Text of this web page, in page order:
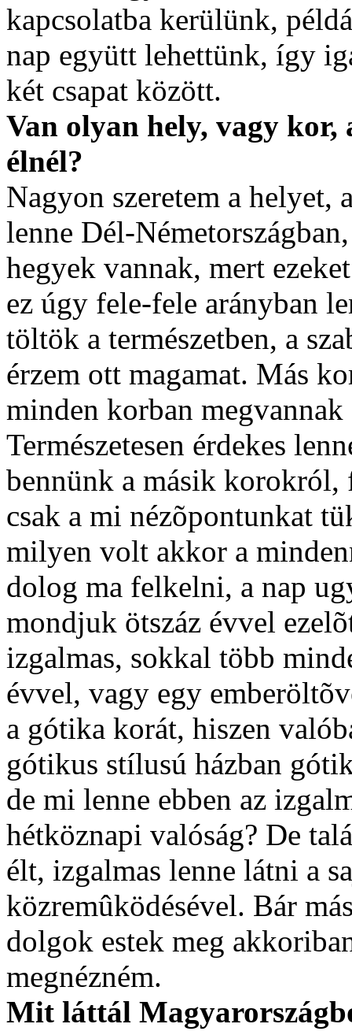
kapcsolatba kerülünk,
nap együtt lehettünk, így
két csapat között.
Van olyan hely, vagy kor,
élnél?
Nagyon szeretem a helyet,
lenne Dél-
hegyek vannak, mert
ez úgy fele-fele arányban
töltök a természetben, a
érzem ott magamat. Más
minden korban
Természetesen érdekes
bennünk a másik
csak a mi nézõpontunkat
milyen volt akkor a
dolog ma felkelni, a nap
mondjuk ötszáz évvel
izgalmas, sokkal több
évvel, vagy egy
a gótika korát, hiszen
gótikus stílusú házban
de mi lenne ebben az
hétköznapi valóság? De
élt, izgalmas lenne látni a
közremûködésével. Bár
dolgok estek meg
megnézném.
Mit láttál